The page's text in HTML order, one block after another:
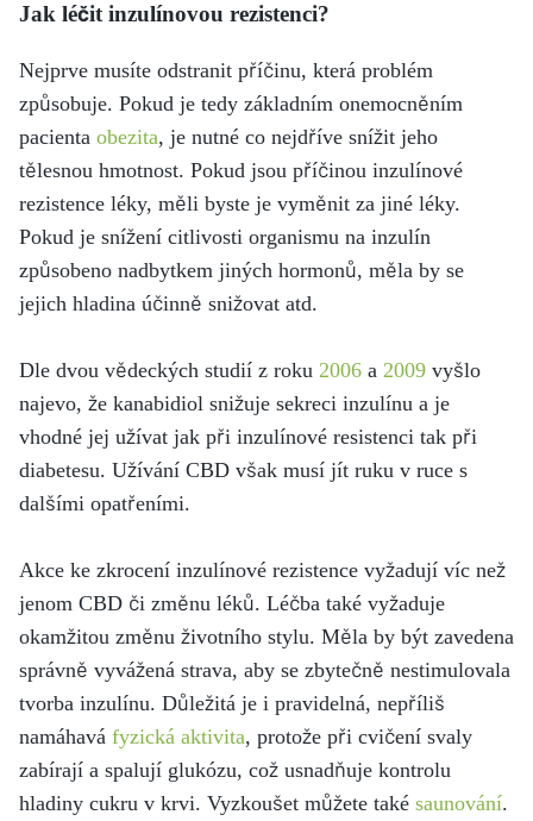
Jak léčit inzulínovou rezistenci?
Nejprve musíte odstranit příčinu, která problém
způsobuje. Pokud je tedy základním onemocněním
pacienta obezita, je nutné co nejdříve snížit jeho
tělesnou hmotnost. Pokud jsou příčinou inzulínové
rezistence léky, měli byste je vyměnit za jiné léky.
Pokud je snížení citlivosti organismu na inzulín
způsobeno nadbytkem jiných hormonů, měla by se
jejich hladina účinně snižovat atd.
Dle dvou vědeckých studií z roku 2006 a 2009 vyšlo
najevo, že kanabidiol snižuje sekreci inzulínu a je
vhodné jej užívat jak při inzulínové resistenci tak při
diabetesu. Užívání CBD však musí jít ruku v ruce s
dalšími opatřeními.
Akce ke zkrocení inzulínové rezistence vyžadují víc než
jenom CBD či změnu léků. Léčba také vyžaduje
okamžitou změnu životního stylu. Měla by být zavedena
správně vyvážená strava, aby se zbytečně nestimulovala
tvorba inzulínu. Důležitá je i pravidelná, nepříliš
namáhavá fyzická aktivita, protože při cvičení svaly
zabírají a spalují glukózu, což usnadňuje kontrolu
hladiny cukru v krvi. Vyzkoušet můžete také saunování.